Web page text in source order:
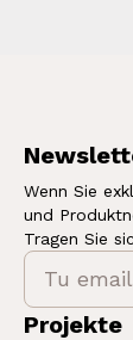
Wenn Sie
und
Tragen Sie
Projekte